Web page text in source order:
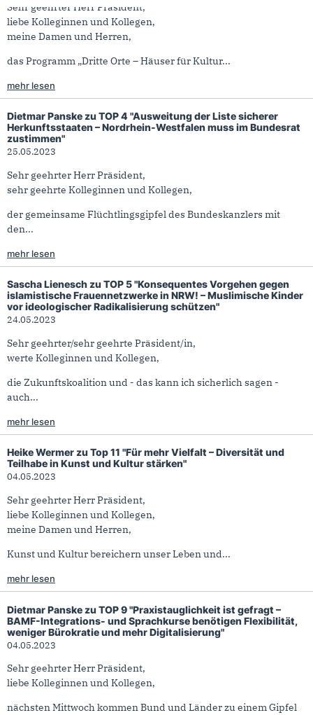
Sehr geehrter Herr Präsident,
liebe Kolleginnen und Kollegen,
meine Damen und Herren,
das Programm „Dritte Orte – Häuser für Kultur...
mehr lesen
Dietmar Panske zu TOP 4 "Ausweitung der Liste sicherer
Herkunftsstaaten – Nordrhein-Westfalen muss im Bundesrat
zustimmen"
25.05.2023
Sehr geehrter Herr Präsident,
sehr geehrte Kolleginnen und Kollegen,
der gemeinsame Flüchtlingsgipfel des Bundeskanzlers mit
den...
mehr lesen
Sascha Lienesch zu TOP 5 "Konsequentes Vorgehen gegen
islamistische Frauennetzwerke in NRW! – Muslimische Kinder
vor ideologischer Radikalisierung schützen"
24.05.2023
Sehr geehrter/sehr geehrte Präsident/in,
werte Kolleginnen und Kollegen,
die Zukunftskoalition und - das kann ich sicherlich sagen -
auch...
mehr lesen
Heike Wermer zu Top 11 "Für mehr Vielfalt – Diversität und
Teilhabe in Kunst und Kultur stärken"
04.05.2023
Sehr geehrter Herr Präsident,
liebe Kolleginnen und Kollegen,
meine Damen und Herren,
Kunst und Kultur bereichern unser Leben und...
mehr lesen
Dietmar Panske zu TOP 9 "Praxistauglichkeit ist gefragt –
BAMF-Integrations- und Sprachkurse benötigen Flexibilität,
weniger Bürokratie und mehr Digitalisierung"
04.05.2023
Sehr geehrter Herr Präsident,
liebe Kolleginnen und Kollegen,
nächsten Mittwoch kommen Bund und Länder zu einem Gipfel